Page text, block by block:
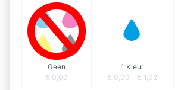
Geen
€ 0,00
1 Kleur
€ 0,00 - € 1,03